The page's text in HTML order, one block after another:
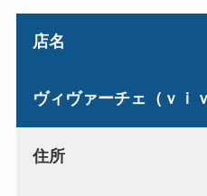
店名
ヴィヴァーチェ（ｖｉ
住所